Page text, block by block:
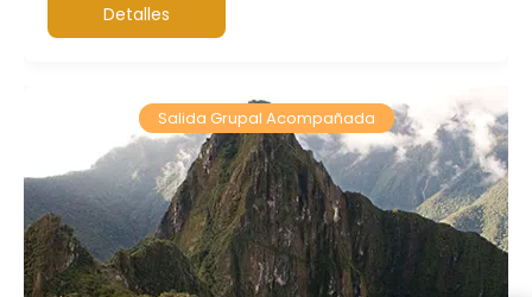
Detalles
Salida Grupal Acompañada